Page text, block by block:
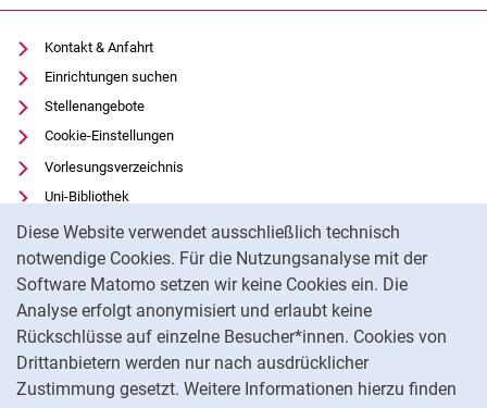
Diese Website verwendet ausschließlich technisch
notwendige Cookies. Für die Nutzungsanalyse mit der
Software Matomo setzen wir keine Cookies ein. Die
Analyse erfolgt anonymisiert und erlaubt keine
Rückschlüsse auf einzelne Besucher*innen. Cookies von
Drittanbietern werden nur nach ausdrücklicher
Zustimmung gesetzt. Weitere Informationen hierzu finden
Kontakt & Anfahrt
Einrichtungen suchen
Stellenangebote
Cookie-Einstellungen
Vorlesungsverzeichnis
Uni-Bibliothek
Moodle
Panopto
Datenschutz
Barrierefreiheit
Transparenter KI-Einsatz